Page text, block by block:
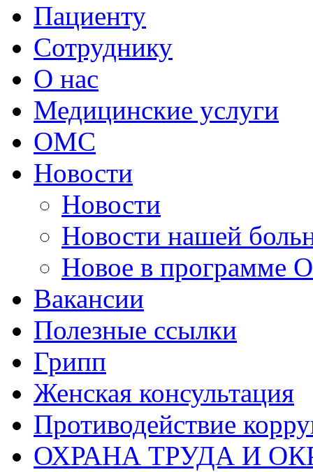
Пациенту
Сотруднику
О нас
Медицинские услуги
ОМС
Новости
Новости
Новости нашей
Новое в программе
Вакансии
Полезные ссылки
Грипп
Женская консультация
Противодействие
ОХРАНА ТРУДА И